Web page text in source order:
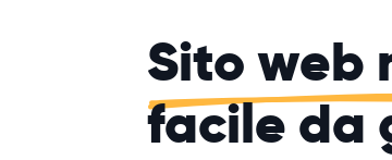
Sito web
facile da